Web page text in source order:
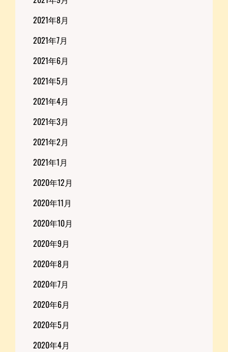
2021年8月
2021年7月
2021年6月
2021年5月
2021年4月
2021年3月
2021年2月
2021年1月
2020年12月
2020年11月
2020年10月
2020年9月
2020年8月
2020年7月
2020年6月
2020年5月
2020年4月